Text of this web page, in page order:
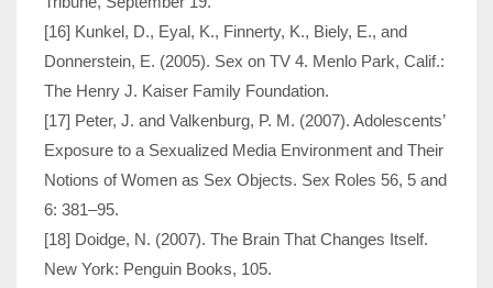
[16] Kunkel, D., Eyal, K., Finnerty, K., Biely, E., and
Donnerstein, E. (2005). Sex on TV 4. Menlo Park, Calif.:
The Henry J. Kaiser Family Foundation.
[17] Peter, J. and Valkenburg, P. M. (2007). Adolescents’
Exposure to a Sexualized Media Environment and Their
Notions of Women as Sex Objects. Sex Roles 56, 5 and
6: 381–95.
[18] Doidge, N. (2007). The Brain That Changes Itself.
New York: Penguin Books, 105.